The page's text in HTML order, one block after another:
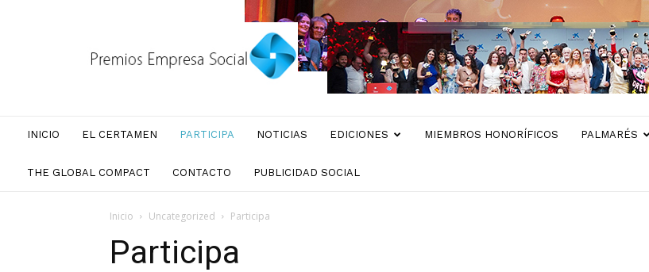
Social
INICIO EL CERTAMEN PARTICIPA NOTICIAS EDICIONES MIEMBROS HONORÍFICOS PALMARÉS
THE GLOBAL COMPACT CONTACTO PUBLICIDAD SOCIAL
Inicio Uncategorized Participa
Participa